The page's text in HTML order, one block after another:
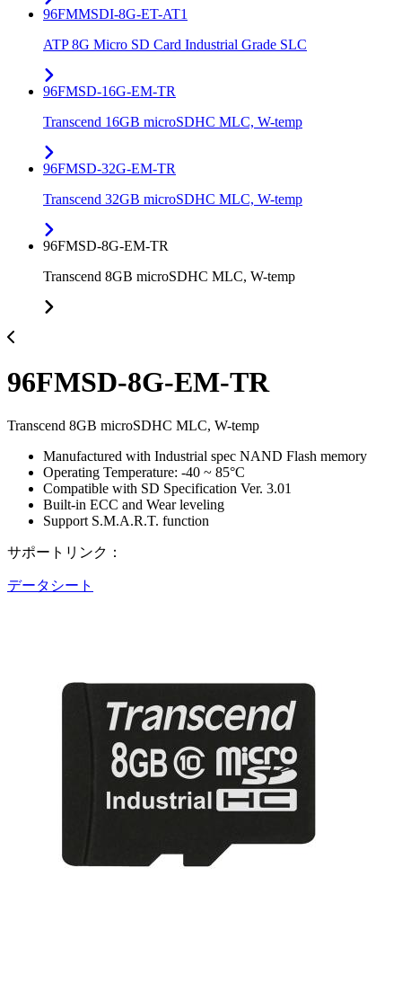
96FMMSDI-8G-ET-AT1
ATP 8G Micro SD Card Industrial Grade SLC
96FMSD-16G-EM-TR
Transcend 16GB microSDHC MLC, W-temp
96FMSD-32G-EM-TR
Transcend 32GB microSDHC MLC, W-temp
96FMSD-8G-EM-TR
Transcend 8GB microSDHC MLC, W-temp
96FMSD-8G-EM-TR
Transcend 8GB microSDHC MLC, W-temp
Manufactured with Industrial spec NAND Flash memory
Operating Temperature: -40 ~ 85°C
Compatible with SD Specification Ver. 3.01
Built-in ECC and Wear leveling
Support S.M.A.R.T. function
サポートリンク：
データシート